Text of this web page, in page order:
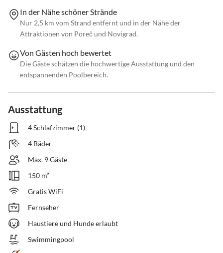
In der Nähe schöner Strände
Nur 2,5 km vom Strand entfernt und in der Nähe der
Attraktionen von Poreč und Novigrad.
Von Gästen hoch bewertet
Die Gäste schätzen die hochwertige Ausstattung und den
entspannenden Poolbereich.
Ausstattung
4 Schlafzimmer (1)
4 Bäder
Max. 9 Gäste
150 m²
Gratis WiFi
Fernseher
Haustiere und Hunde erlaubt
Swimmingpool